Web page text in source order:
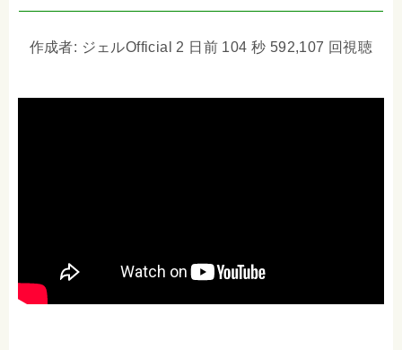
作成者: ジェルOfficial 2 日前 104 秒 592,107 回視聴